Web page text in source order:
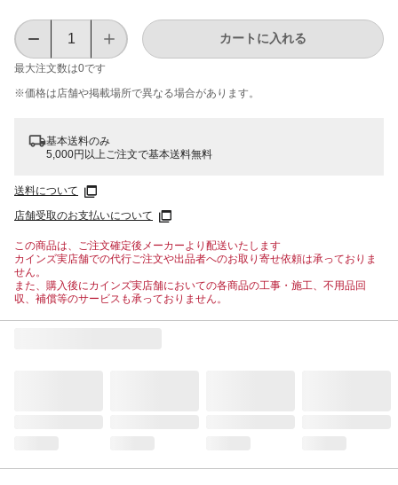
最大注文数は0です
カートに入れる
※価格は​店舗や​掲載場所で​異なる​場合が​あります。
基本送料のみ
5,000円以上ご注文で基本送料無料
送料について
店舗受取のお支払いについて
この商品は、ご注文確定後メーカーより配送いたします
カインズ実店舗での代行ご注文や出品者へのお取り寄せ依頼は承っておりま
せん。
また、購入後にカインズ実店舗においての各商品の工事・施工、不用品回
収、補償等のサービスも承っておりません。